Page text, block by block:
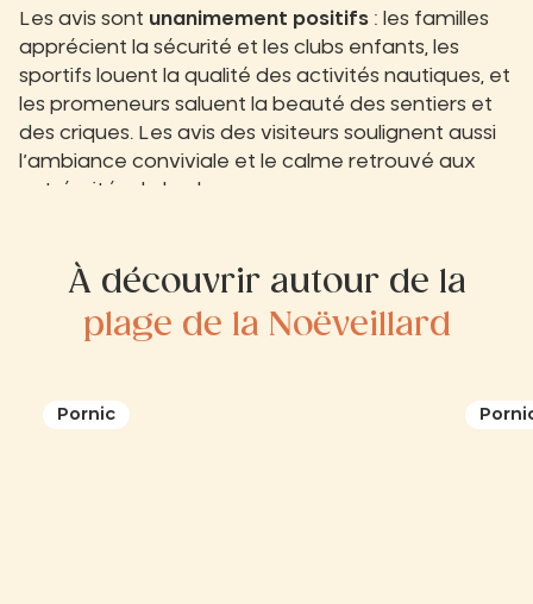
Les avis sont unanimement positifs : les familles
apprécient la sécurité et les clubs enfants, les
sportifs louent la qualité des activités nautiques, et
les promeneurs saluent la beauté des sentiers et
des criques. Les avis des visiteurs soulignent aussi
l’ambiance conviviale et le calme retrouvé aux
extrémités de la plage.
À découvrir autour de la
plage de la Noëveillard
Pornic